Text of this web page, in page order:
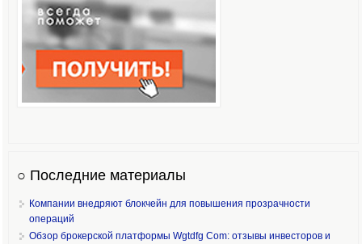
○ Последние материалы
Компании внедряют блокчейн для повышения прозрачности
операций
Обзор брокерской платформы Wgtdfg Com: отзывы инвесторов и